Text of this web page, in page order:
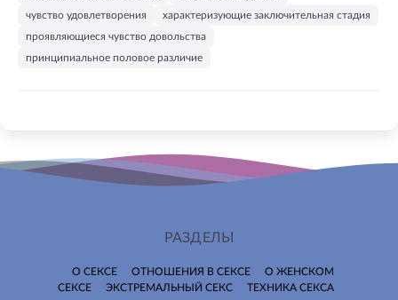
чувство удовлетворения
характеризующие заключительная стадия
проявляющиеся чувство довольства
принципиальное половое различие
РАЗДЕЛЫ
О СЕКСЕ ОТНОШЕНИЯ В СЕКСЕ
О ЖЕНСКОМ
СЕКСЕ
ЭКСТРЕМАЛЬНЫЙ СЕКС ТЕХНИКА СЕКСА